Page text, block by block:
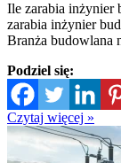
Ile zarabia inżynier
zarabia inżynier
Branża budowlana
Podziel się:
Czytaj więcej »